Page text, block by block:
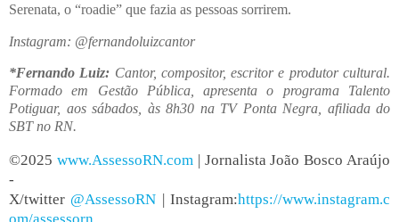
Serenata, o “roadie” que fazia as pessoas sorrirem.
Instagram: @fernandoluizcantor
*Fernando Luiz: Cantor, compositor, escritor e produtor cultural.
Formado em Gestão Pública, apresenta o programa Talento
Potiguar, aos sábados, às 8h30 na TV Ponta Negra, afiliada do
SBT no RN.
©2025 www.AssessoRN.com| Jornalista João Bosco Araújo
-
X/twitter @AssessoRN | Instagram:https://www.instagram.c